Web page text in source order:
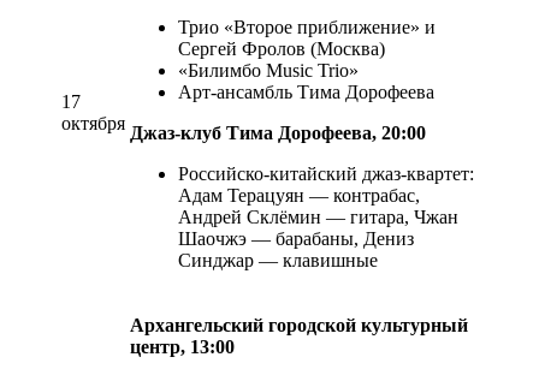
17
октября
Трио «Второе приближение» и
Сергей Фролов (Москва)
«Билимбо Music Trio»
Арт-ансамбль Тима Дорофеева
Джаз-клуб Тима Дорофеева, 20:00
Российско-китайский джаз-квартет:
Адам Терацуян — контрабас,
Андрей Склёмин — гитара, Чжан
Шаочжэ — барабаны, Дениз
Синджар — клавишные
Архангельский городской культурный
центр, 13:00